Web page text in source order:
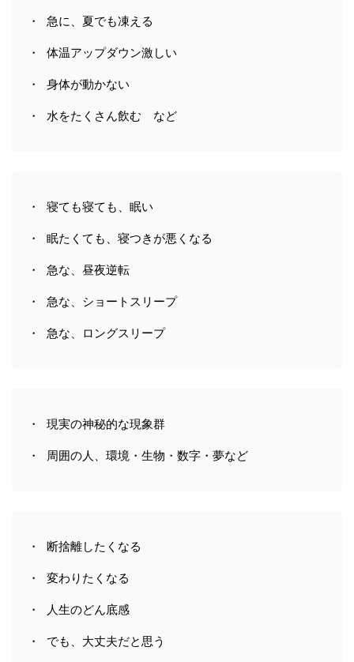
・ 急に、夏でも凍える
・ 体温アップダウン激しい
・ 身体が動かない
・ 水をたくさん飲む など
・ 寝ても寝ても、眠い
・ 眠たくても、寝つきが悪くなる
・ 急な、昼夜逆転
・ 急な、ショートスリープ
・ 急な、ロングスリープ
・ 現実の神秘的な現象群
・ 周囲の人、環境・生物・数字・夢など
・ 断捨離したくなる
・ 変わりたくなる
・ 人生のどん底感
・ でも、大丈夫だと思う